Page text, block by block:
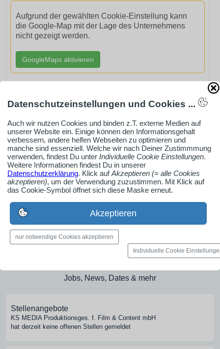
Aufgrund der gewählten Cookie-Einstellung kann
die Google-Map mit der Lage des Unternehmens
nicht gezeigt werden.
GoogleMaps aktivieren
AdSense smARTe inArticle-Anzeige aktivieren
Ob Solo-Selbsständiger, Handwerksbetrieb oder
Industrieunternehmen
Erstelle jetzt ein gratis Firmenprofil für dein Unternehmen:
jetzt registrieren
Medien-Galerie
Bilder, PDFs, Audio, Video
Jobs, News, Dates & mehr
Stellenangebote
KS MEDIA Produktionsges. f. Film & Content mbH
hat derzeit keine offenen Stellen gemeldet
Datenschutzeinstellungen und Cookies ...
Auch wir nutzen Cookies und binden z.T. externe Medien auf
unserer Website ein. Einige können den Informationsgehalt
verbessern, andere helfen Webseiten zu optimieren und
manche sind essenziell. Welche wir nach Deiner Zustimmmung
verwenden, findest Du unter Individuelle Cookie Einstellungen.
Weitere Informationen findest Du in unserer
Datenschutzerklärung. Klick aufAkzeptieren (= alle Cookies
akzeptieren), um der Verwendung zuzustimmen. Mit Klick auf
das Cookie-Symbol öffnet sich diese Maske erneut.
Akzeptieren
nur notwendige Cookies akzeptieren
Individuelle Cookie